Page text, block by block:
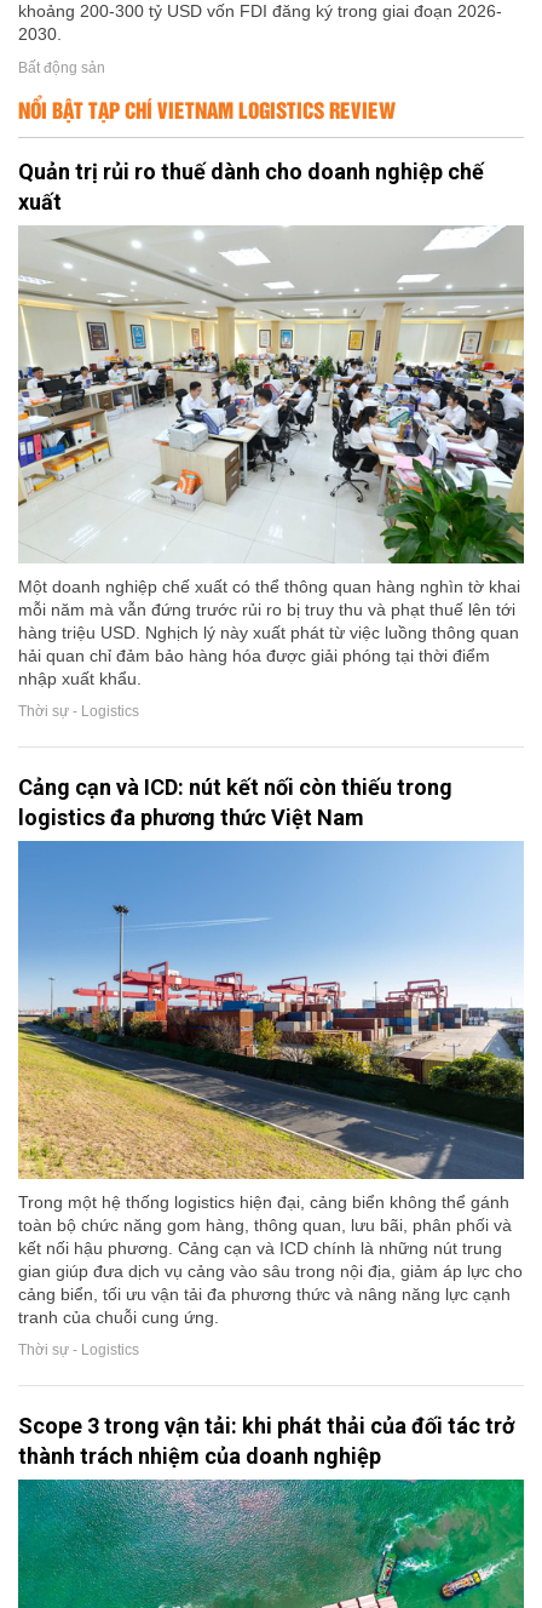
khoảng 200-300 tỷ USD vốn FDI đăng ký trong giai đoạn 2026-
2030.
Bất động sản
NỔI BẬT TẠP CHÍ VIETNAM LOGISTICS REVIEW
Quản trị rủi ro thuế dành cho doanh nghiệp chế
xuất
Một doanh nghiệp chế xuất có thể thông quan hàng nghìn tờ khai
mỗi năm mà vẫn đứng trước rủi ro bị truy thu và phạt thuế lên tới
hàng triệu USD. Nghịch lý này xuất phát từ việc luồng thông quan
hải quan chỉ đảm bảo hàng hóa được giải phóng tại thời điểm
nhập xuất khẩu.
Thời sự - Logistics
Cảng cạn và ICD: nút kết nối còn thiếu trong
logistics đa phương thức Việt Nam
Trong một hệ thống logistics hiện đại, cảng biển không thể gánh
toàn bộ chức năng gom hàng, thông quan, lưu bãi, phân phối và
kết nối hậu phương. Cảng cạn và ICD chính là những nút trung
gian giúp đưa dịch vụ cảng vào sâu trong nội địa, giảm áp lực cho
cảng biển, tối ưu vận tải đa phương thức và nâng năng lực cạnh
tranh của chuỗi cung ứng.
Thời sự - Logistics
Scope 3 trong vận tải: khi phát thải của đối tác trở
thành trách nhiệm của doanh nghiệp